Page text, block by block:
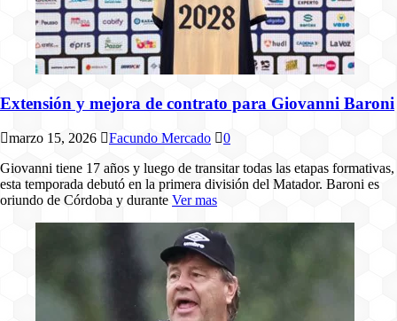
Extensión y mejora de contrato para Giovanni Baroni
marzo 15, 2026 Facundo Mercado
0
Giovanni tiene 17 años y luego de transitar todas las etapas formativas,
esta temporada debutó en la primera división del Matador. Baroni es
oriundo de Córdoba y durante Ver mas